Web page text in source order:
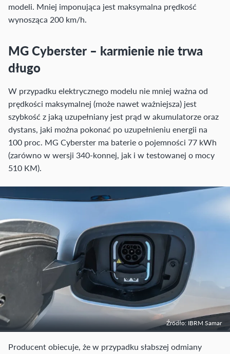
modeli. Mniej imponująca jest maksymalna prędkość
wynosząca 200 km/h.
MG Cyberster – karmienie nie trwa
długo
W przypadku elektrycznego modelu nie mniej ważna od
prędkości maksymalnej (może nawet ważniejsza) jest
szybkość z jaką uzupełniany jest prąd w akumulatorze oraz
dystans, jaki można pokonać po uzupełnieniu energii na
100 proc. MG Cyberster ma baterie o pojemności 77 kWh
(zarówno w wersji 340-konnej, jak i w testowanej o mocy
510 KM).
Źródło: IBRM Samar
Producent obiecuje, że w przypadku słabszej odmiany